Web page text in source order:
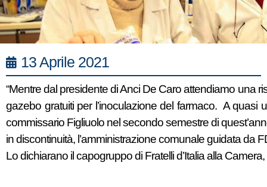
13 Aprile 2021
“Mentre dal presidente di Anci De Caro attendiamo una
gazebo gratuiti per l’inoculazione del farmaco. A quasi
commissario Figliuolo nel secondo semestre di
in discontinuità, l’amministrazione comunale guidata da
Lo dichiarano il capogruppo di Fratelli d’Italia alla